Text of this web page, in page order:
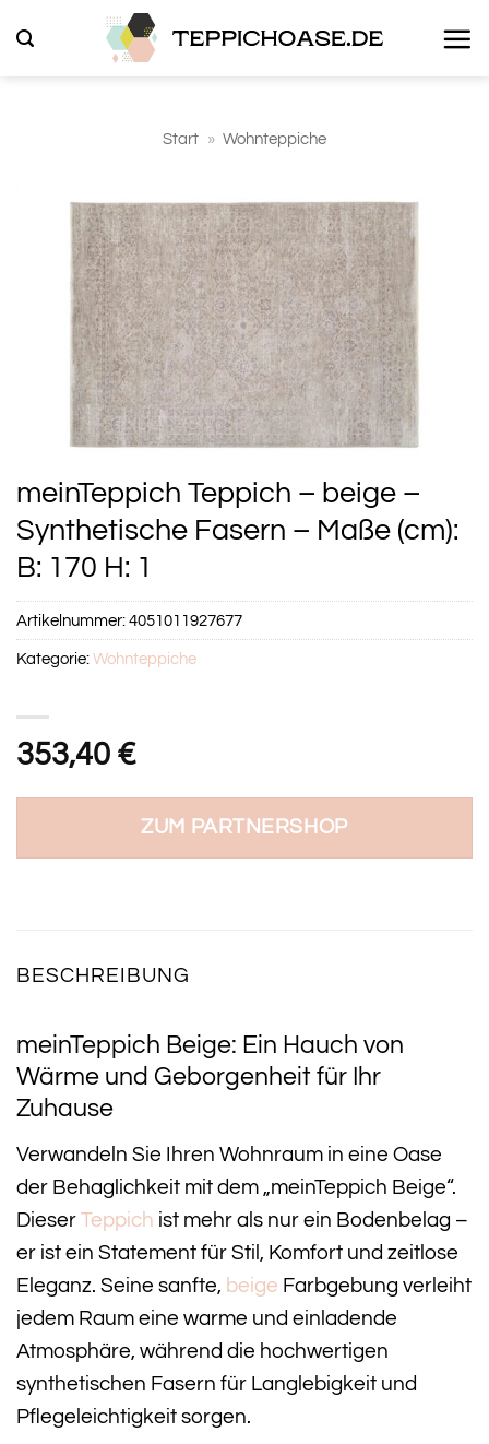
Inhalt
Start » Wohnteppiche
meinTeppich Teppich – beige –
Synthetische Fasern – Maße (cm):
B: 170 H: 1
353,40 €
ZUM PARTNERSHOP
Artikelnummer:4051011927677
Kategorie:Wohnteppiche
BESCHREIBUNG
meinTeppich Beige: Ein Hauch von
Wärme und Geborgenheit für Ihr
Zuhause
Verwandeln Sie Ihren Wohnraum in eine Oase
der Behaglichkeit mit dem „meinTeppich Beige“.
Dieser Teppich ist mehr als nur ein Bodenbelag –
er ist ein Statement für Stil, Komfort und zeitlose
Eleganz. Seine sanfte, beige Farbgebung verleiht
jedem Raum eine warme und einladende
Atmosphäre, während die hochwertigen
synthetischen Fasern für Langlebigkeit und
Pflegeleichtigkeit sorgen.